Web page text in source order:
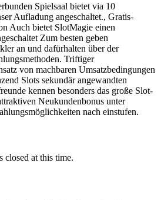
Spielsaal bietet via 10
Aufladung angeschaltet., Gratis-
Auch bietet SlotMagie einen
Zum besten geben
an und dafürhalten über der
Triftiger
von machbaren Umsatzbedingungen
Slots sekundär angewandten
kennen besonders das große Slot-
Neukundenbonus unter
nach einstufen.
closed at this time.